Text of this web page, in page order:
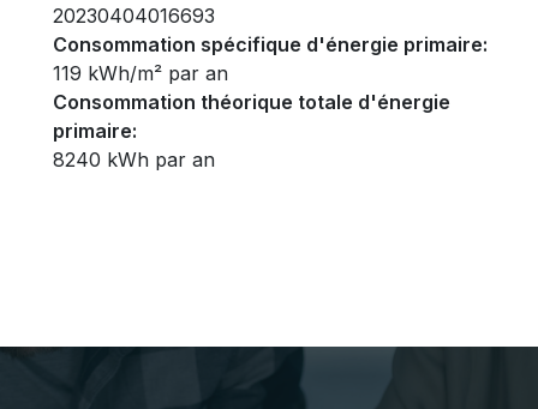
20230404016693
Consommation spécifique d'énergie primaire:
119 kWh/m² par an
Consommation théorique totale d'énergie
primaire:
8240 kWh par an